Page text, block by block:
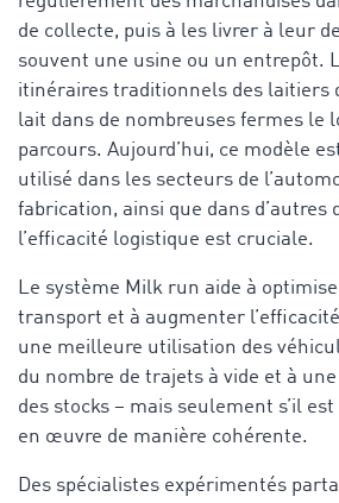
de collecte, puis à les livrer à leur
souvent une usine ou un entrepôt.
itinéraires traditionnels des laitiers
lait dans de nombreuses fermes le
parcours. Aujourd’hui, ce modèle
utilisé dans les secteurs de
fabrication, ainsi que dans d’autres
l’efficacité logistique est cruciale.
Le système Milk run aide à
transport et à augmenter
une meilleure utilisation des
du nombre de trajets à vide et à
des stocks – mais seulement s’il
en œuvre de manière cohérente.
Des spécialistes expérimentés